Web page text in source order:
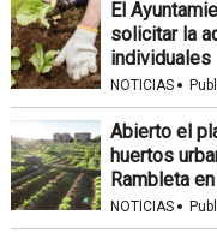
El
solicitar la
individuales
NOTICIAS ·
Abierto el
huertos
Rambleta
NOTICIAS ·